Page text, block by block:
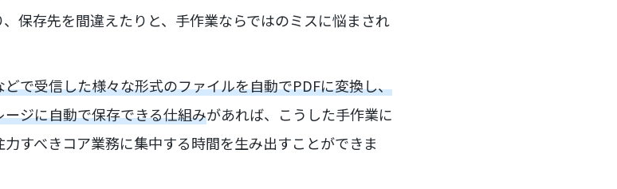
保存先を間違えたりと、手作業ならではのミスに悩まされ
で受信した様々な形式のファイルを自動でPDFに変換し、
ジに自動で保存できる仕組みがあれば、こうした手作業に
すべきコア業務に集中する時間を生み出すことができま